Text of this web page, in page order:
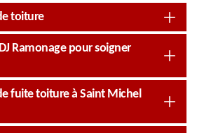
toiture
Ramonage pour soigner
fuite toiture à Saint Michel